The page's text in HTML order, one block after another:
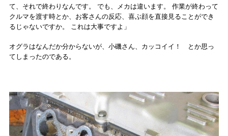
て、それで終わりなんです。 でも、メカは違います。 作業が終わって
クルマを渡す時とか、お客さんの反応、喜ぶ顔を直接見ることができ
るじゃないですか。 これは大事ですよ」
オグラはなんだか分からないが、小磯さん、カッコイイ！ とか思っ
てしまったのである。